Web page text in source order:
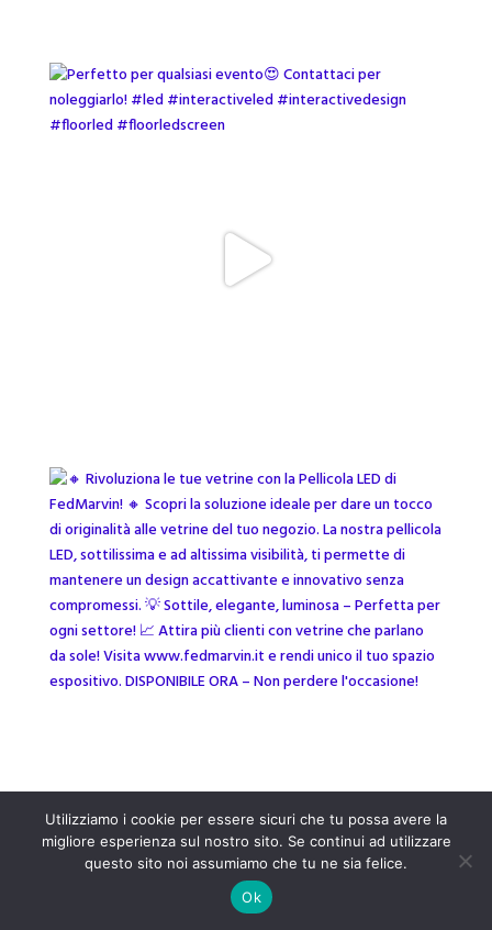
Utilizziamo i cookie per essere sicuri che tu possa avere la
migliore esperienza sul nostro sito. Se continui ad utilizzare
questo sito noi assumiamo che tu ne sia felice.
Ok